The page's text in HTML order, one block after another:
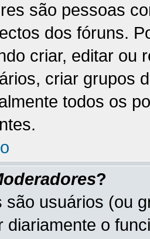
são pessoas
dos fóruns.
criar, editar ou
criar grupos
todos os
?
são usuários (ou
diariamente o